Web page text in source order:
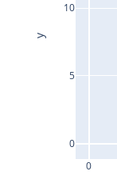
0
0
5
10
y